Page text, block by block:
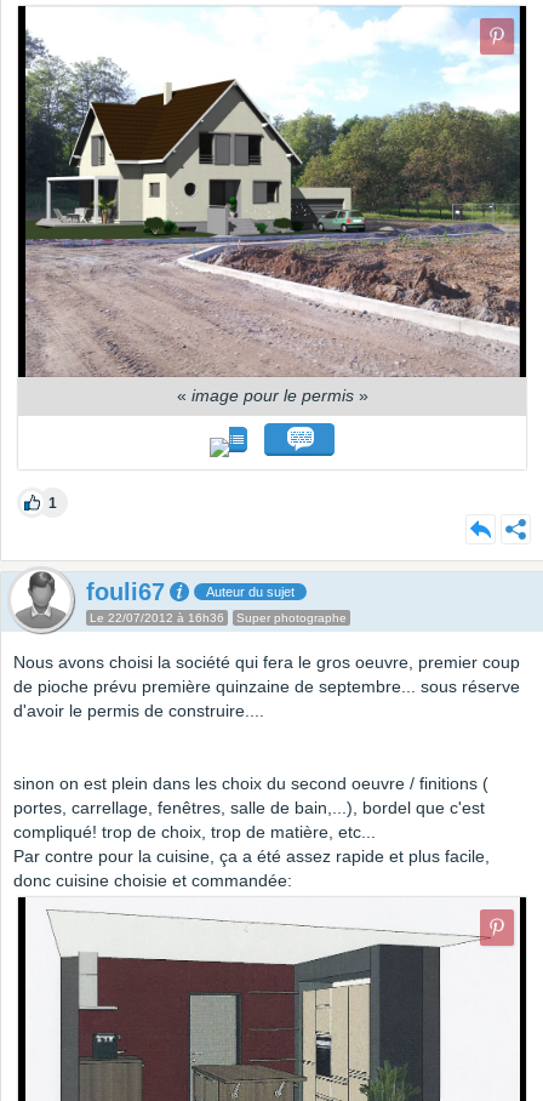
« image pour le permis»
1
fouli67 Auteur du sujet
Le 22/07/2012 à 16h36 Super photographe
Nous avons choisi la société qui fera le gros oeuvre, premier coup
de pioche prévu première quinzaine de septembre... sous réserve
d'avoir le permis de construire....
sinon on est plein dans les choix du second oeuvre / finitions (
portes, carrellage, fenêtres, salle de bain,...), bordel que c'est
compliqué! trop de choix, trop de matière, etc...
Par contre pour la cuisine, ça a été assez rapide et plus facile,
donc cuisine choisie et commandée: